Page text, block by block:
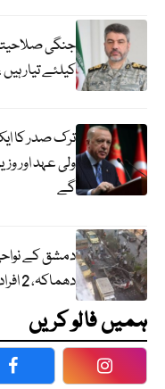
جنگی
کیلئے تیار ہیں
ترک صدر کا
ولی عہد اور
گے
دمشق کے
دھماکہ، 2 افراد جاں بحق، متعدد زخمی
ہمیں فالو کریں
Facebook